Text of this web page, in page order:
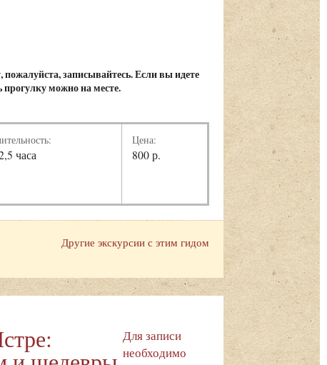
записывайтесь. Если вы идете
прогулку можно на месте.
часа
Цена:
800 р.
Другие экскурсии с этим гидом
Для записи
необходимо